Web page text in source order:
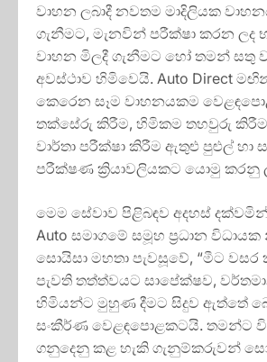
වාහන ලබාදී නවතම මාදිලියක
ගැනීමට, මැනවින් පරීක්ෂා කරන ලද
වාහන මිලදී ගැනීමට හෝ තමන් සතු
අවස්ථාව හිමිවෙයි. Auto Direct
කෙරෙන සෑම වාහනයකම
තක්සේරු කිරීම, හිමිකම තහවුරු
වාර්තා පරීක්ෂා කිරීම ඇතුළු පුළුල් හා
පරීක්ෂණ ක්‍රියාවලියකට යොමු කරනු
මෙම සේවාව පිළිබඳව අදහස් දක්වමින්
Auto සමාගමේ සමූහ ප්‍රධාන විධායක
සොයිසා මහතා පැවසූවේ, “මීට
පැවති තත්ත්වයට සාපේක්ෂව,
හිමියන්ට මුහුණ දීමට සිදුව ඇත්තේ
සංකීර්ණ වෙළඳපොළකටයි. තමන්ට
ගනුදෙනු කළ හැකි ගැනුම්කරුවන්